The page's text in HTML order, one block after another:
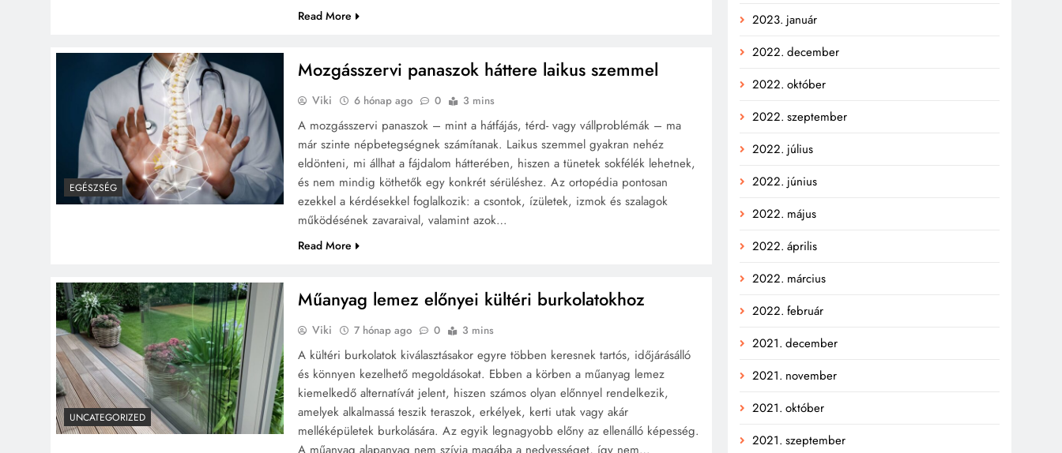
Read More
EGÉSZSÉG
Mozgásszervi panaszok háttere laikus szemmel
Viki 6 hónap ago 0 3 mins
A mozgásszervi panaszok – mint a hátfájás, térd- vagy vállproblémák – ma
már szinte népbetegségnek számítanak. Laikus szemmel gyakran nehéz
eldönteni, mi állhat a fájdalom hátterében, hiszen a tünetek sokfélék lehetnek,
és nem mindig köthetők egy konkrét sérüléshez. Az ortopédia pontosan
ezekkel a kérdésekkel foglalkozik: a csontok, ízületek, izmok és szalagok
működésének zavaraival, valamint azok…
Read More
UNCATEGORIZED
Műanyag lemez előnyei kültéri burkolatokhoz
Viki 7 hónap ago 0 3 mins
A kültéri burkolatok kiválasztásakor egyre többen keresnek tartós, időjárásálló
és könnyen kezelhető megoldásokat. Ebben a körben a műanyag lemez
kiemelkedő alternatívát jelent, hiszen számos olyan előnnyel rendelkezik,
amelyek alkalmassá teszik teraszok, erkélyek, kerti utak vagy akár
melléképületek burkolására. Az egyik legnagyobb előny az ellenálló képesség.
2023. január
2022. december
2022. október
2022. szeptember
2022. július
2022. június
2022. május
2022. április
2022. március
2022. február
2021. december
2021. november
2021. október
2021. szeptember